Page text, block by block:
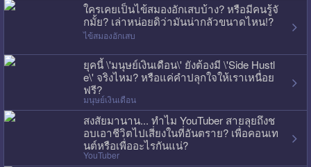
ใครเคยเป็นไข้สมองอักเสบบ้าง? หรือมีคนรู้จั
กมั้ย? เล่าหน่อยดิว่ามันน่ากลัวขนาดไหน!?
ไข้สมองอักเสบ
ยุคนี้ \'มนุษย์เงินเดือน\' ยังต้องมี \'Side Hustl
e\' จริงไหม? หรือแค่คำปลุกใจให้เราเหนื่อย
ฟรี?
มนุษย์เงินเดือน
สงสัยมานาน... ทำไม YouTuber สายลุยถึงช
อบเอาชีวิตไปเสี่ยงในที่อันตราย? เพื่อคอนเท
นต์หรือเพื่ออะไรกันแน่?
YouTuber